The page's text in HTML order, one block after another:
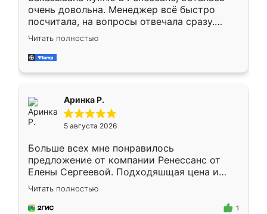
очень довольна. Менеджер всё быстро
посчитала, на вопросы отвечала сразу.
Замерщик приехал в субботу, подошёл к
делу со всей ответственностью. Собрали
за день, ребята работали аккуратно, даже
Читать полностью
Аринка Р.
5 августа 2026
Больше всех мне понравилось
предложение от компании Ренессанс от
Елены Сергеевой. Подходяшщая цена и
короткие сроки изготовления. Приехавший
для замера сотрудник Владислав
предложил по моему эскизу самый
Читать полностью
1